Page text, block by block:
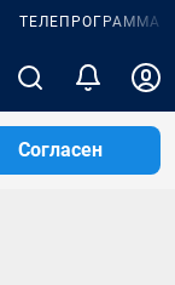
ТЕЛЕПРОГРАММА
Согласен